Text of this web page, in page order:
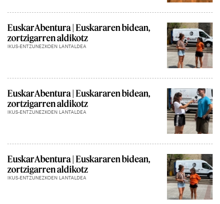
EuskarAbentura | Euskararen bidean,
zortzigarren aldikotz
IKUS-ENTZUNEZKOEN LANTALDEA
EuskarAbentura | Euskararen bidean,
zortzigarren aldikotz
IKUS-ENTZUNEZKOEN LANTALDEA
EuskarAbentura | Euskararen bidean,
zortzigarren aldikotz
IKUS-ENTZUNEZKOEN LANTALDEA